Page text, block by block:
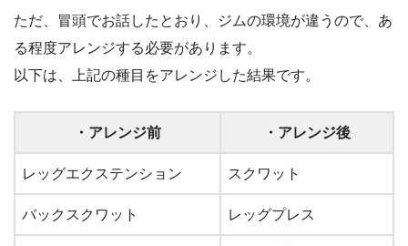
ただ、冒頭でお話したとおり、ジムの環境が違うので、あ
る程度アレンジする必要があります。
以下は、上記の種目をアレンジした結果です。
・アレンジ前 ・アレンジ後
レッグエクステンション スクワット
バックスクワット レッグプレス